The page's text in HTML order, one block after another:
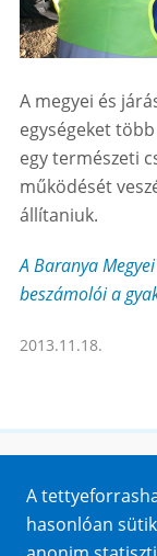
A megyei és
egységeket
egy természeti
működését
állítaniuk.
A Baranya
beszámolói a
2013.11.18.
Impresszum
Sütik
A
hasonlóan